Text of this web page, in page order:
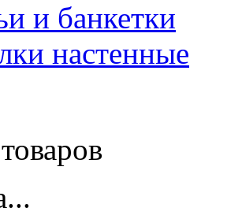
и банкетки
настенные